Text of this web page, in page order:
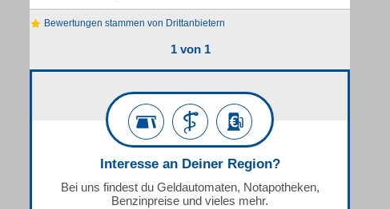
Bewertungen stammen von Drittanbietern
1 von 1
Interesse an Deiner Region?
Bei uns findest du Geldautomaten, Notapotheken,
Benzinpreise und vieles mehr.